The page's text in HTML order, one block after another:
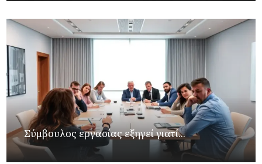
Σύμβουλος εργασίας εξηγεί γιατί...